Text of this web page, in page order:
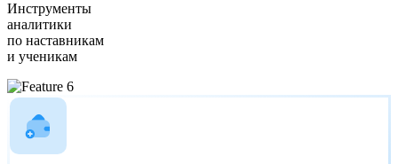
Инструменты
аналитики
по наставникам
и ученикам